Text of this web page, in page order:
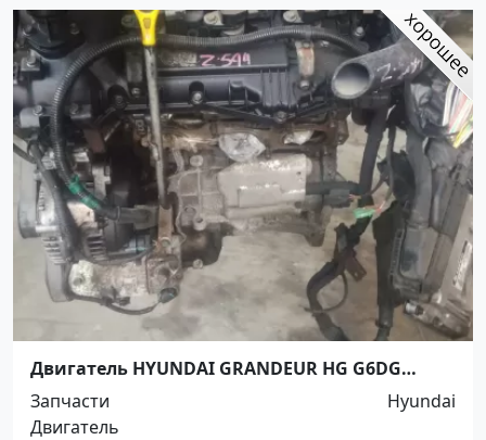
Двигатель HYUNDAI GRANDEUR HG G6DG
Краснодар
Запчасти
Hyundai
Двигатель